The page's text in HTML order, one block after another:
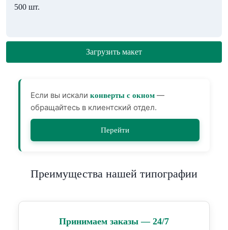
500 шт.
Загрузить макет
Если вы искали конверты с окном —
обращайтесь в клиентский отдел.
Перейти
Преимущества нашей типографии
Принимаем заказы — 24/7